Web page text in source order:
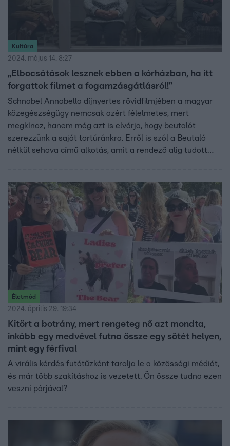
Kultúra
2024. május 14. 8:27
„Elbocsátások lesznek ebben a kórházban, ha itt
forgattok filmet a fogamzásgátlásról!”
Schnabel Annabella díjnyertes rövidfilmjében a magyar
közegészségügy nemcsak azért félelmetes, mert
megkínoz, hanem még azt is elvárja, hogy beutalót
szerezzünk a saját tortúránkra. Erről is szól a Beutaló
nélkül sehova című alkotás, amit a rendező alig tudott
Ez pedig nem más, mint a fogamzásgátlás kérdése, ami
mostanra nem csak Magyarországon, az egész világon
különös aktualitást kapott.
Életmód
2024. április 29. 19:34
Kitört a botrány, mert rengeteg nő azt mondta,
inkább egy medvével futna össze egy sötét helyen,
mint egy férfival
A virális kérdés futótűzként tarolja le a közösségi médiát,
és már több szakításhoz is vezetett. Ön össze tudna ezen
veszni párjával?